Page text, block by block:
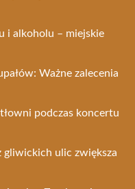
i alkoholu – miejskie
Ważne zalecenia
podczas koncertu
ulic zwiększa